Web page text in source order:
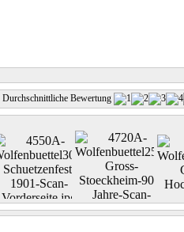
Durchschnittliche Bewertung